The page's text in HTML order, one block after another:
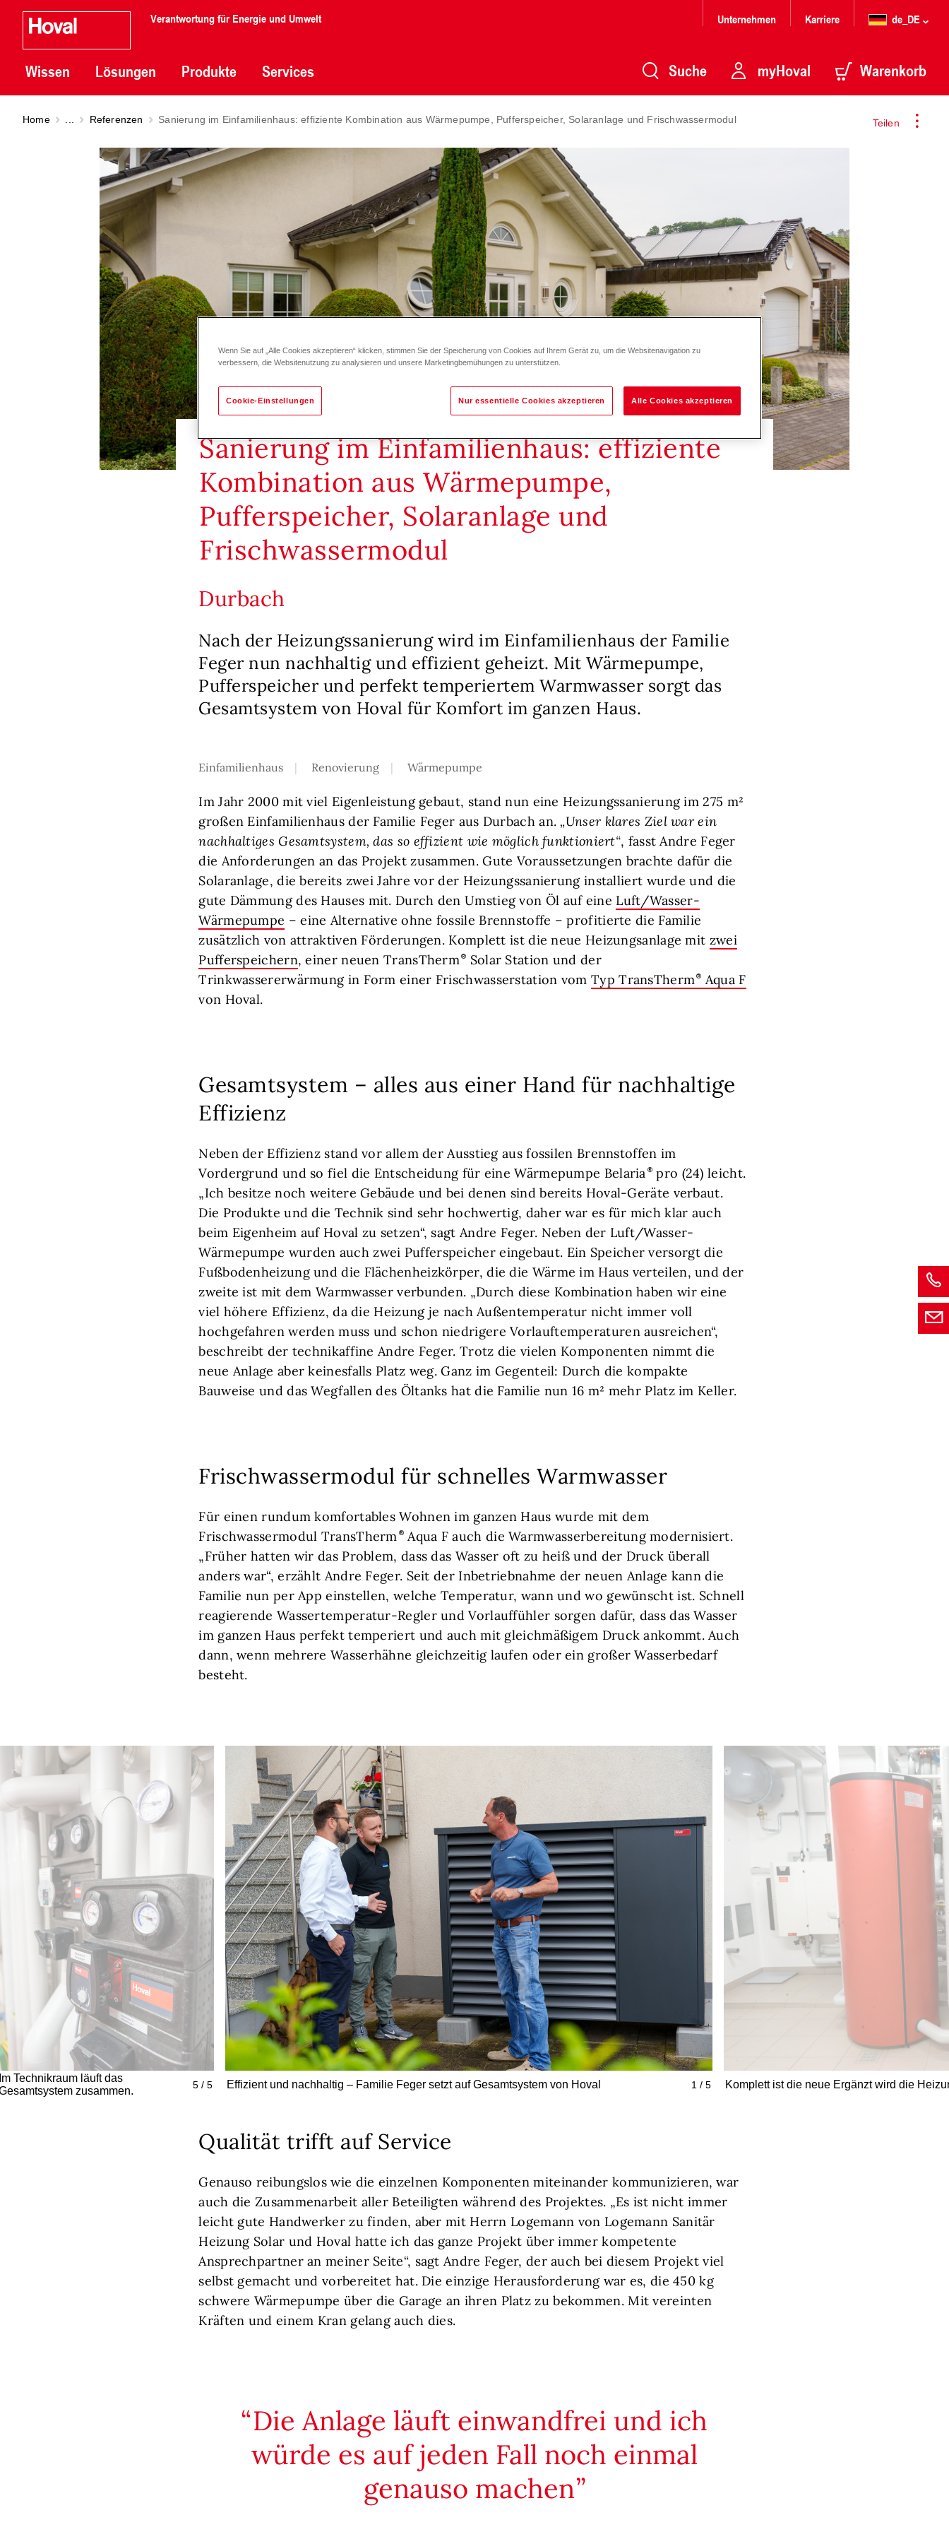
Verantwortung für Energie und Umwelt
Wissen Lösungen Produkte Services
Unternehmen Karriere de_DE
Suche myHoval Warenkorb
Teilen
Home Referenzen Sanierung im Einfamilienhaus: effiziente Kombination aus Wärmepumpe, Pufferspeicher, Solaranlage und Frischwassermodul
Sanierung im Einfamilienhaus: effiziente
Kombination aus Wärmepumpe,
Pufferspeicher, Solaranlage und
Frischwassermodul
Durbach
Nach der Heizungssanierung wird im Einfamilienhaus der Familie
Feger nun nachhaltig und effizient geheizt. Mit Wärmepumpe,
Pufferspeicher und perfekt temperiertem Warmwasser sorgt das
Gesamtsystem von Hoval für Komfort im ganzen Haus.
Einfamilienhaus Renovierung Wärmepumpe
Im Jahr 2000 mit viel Eigenleistung gebaut, stand nun eine Heizungssanierung im 275 m²
großen Einfamilienhaus der Familie Feger aus Durbach an.„Unser klares Ziel war ein
nachhaltiges Gesamtsystem, das so effizient wie möglich funktioniert“, fasst Andre Feger
die Anforderungen an das Projekt zusammen. Gute Voraussetzungen brachte dafür die
Solaranlage, die bereits zwei Jahre vor der Heizungssanierung installiert wurde und die
gute Dämmung des Hauses mit. Durch den Umstieg von Öl auf eine Luft/Wasser-
Wärmepumpe – eine Alternative ohne fossile Brennstoffe – profitierte die Familie
zusätzlich von attraktiven Förderungen. Komplett ist die neue Heizungsanlage mit zwei
Pufferspeichern, einer neuen TransTherm
Solar Station und der
Trinkwassererwärmung in Form einer Frischwasserstation vomTyp TransTherm
Aqua F
von Hoval.
Gesamtsystem – alles aus einer Hand für nachhaltige
Effizienz
Neben der Effizienz stand vor allem der Ausstieg aus fossilen Brennstoffen im
Vordergrund und so fiel die Entscheidung für eine Wärmepumpe Belaria
pro (24) leicht.
„Ich besitze noch weitere Gebäude und bei denen sind bereits Hoval-Geräte verbaut.
Die Produkte und die Technik sind sehr hochwertig, daher war es für mich klar auch
beim Eigenheim auf Hoval zu setzen“, sagt Andre Feger. Neben der Luft/Wasser-
Wärmepumpe wurden auch zwei Pufferspeicher eingebaut. Ein Speicher versorgt die
Fußbodenheizung und die Flächenheizkörper, die die Wärme im Haus verteilen, und der
zweite ist mit dem Warmwasser verbunden. „Durch diese Kombination haben wir eine
viel höhere Effizienz, da die Heizung je nach Außentemperatur nicht immer voll
hochgefahren werden muss und schon niedrigere Vorlauftemperaturen ausreichen“,
beschreibt der technikaffine Andre Feger. Trotz die vielen Komponenten nimmt die
neue Anlage aber keinesfalls Platz weg. Ganz im Gegenteil: Durch die kompakte
Bauweise und das Wegfallen des Öltanks hat die Familie nun 16 m² mehr Platz im Keller.
Frischwassermodul für schnelles Warmwasser
Für einen rundum komfortables Wohnen im ganzen Haus wurde mit dem
Frischwassermodul TransTherm
Aqua F auch die Warmwasserbereitung modernisiert.
„Früher hatten wir das Problem, dass das Wasser oft zu heiß und der Druck überall
anders war“, erzählt Andre Feger. Seit der Inbetriebnahme der neuen Anlage kann die
Familie nun per App einstellen, welche Temperatur, wann und wo gewünscht ist. Schnell
reagierende Wassertemperatur-Regler und Vorlauffühler sorgen dafür, dass das Wasser
im ganzen Haus perfekt temperiert und auch mit gleichmäßigem Druck ankommt. Auch
dann, wenn mehrere Wasserhähne gleichzeitig laufen oder ein großer Wasserbedarf
besteht.
5 / 5
Technikraum läuft das
zusammen.
1 / 5
Effizient und nachhaltig – Familie Feger setzt auf Gesamtsystem von Hoval Komplett ist die neue Ergänzt wird die
Qualität trifft auf Service
Genauso reibungslos wie die einzelnen Komponenten miteinander kommunizieren, war
auch die Zusammenarbeit aller Beteiligten während des Projektes. „Es ist nicht immer
leicht gute Handwerker zu finden, aber mit Herrn Logemann von Logemann Sanitär
Heizung Solar und Hoval hatte ich das ganze Projekt über immer kompetente
Ansprechpartner an meiner Seite“, sagt Andre Feger, der auch bei diesem Projekt viel
selbst gemacht und vorbereitet hat. Die einzige Herausforderung war es, die 450 kg
schwere Wärmepumpe über die Garage an ihren Platz zu bekommen. Mit vereinten
Kräften und einem Kran gelang auch dies.
Die Anlage läuft einwandfrei und ich
würde es auf jeden Fall noch einmal
genauso machen
Wenn Sie auf „Alle Cookies akzeptieren“ klicken, stimmen Sie der Speicherung von Cookies auf Ihrem Gerät zu, um die Websitenavigation zu
verbessern, die Websitenutzung zu analysieren und unsere Marketingbemühungen zu unterstützen.
Cookie-Einstellungen Nur essentielle Cookies akzeptieren Alle Cookies akzeptieren